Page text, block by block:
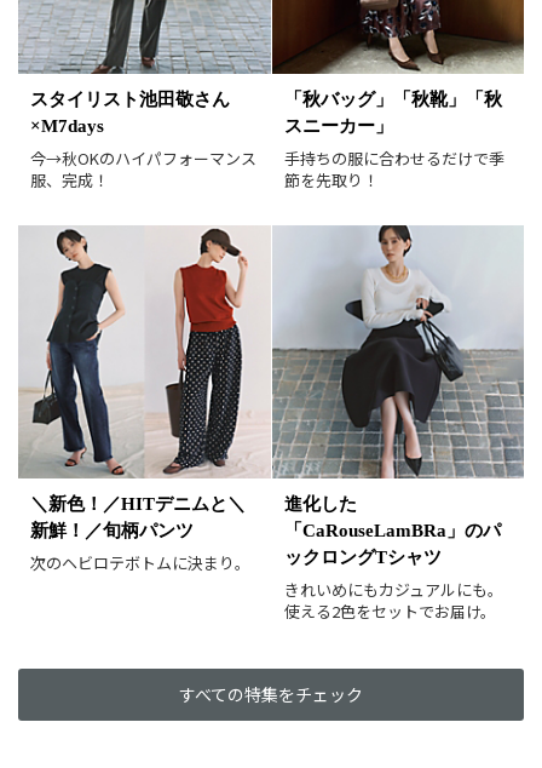
ホワイト ブラック
グレー
ベージュ
ブラウン
オレンジ
イエロー
ピンク
パープル
ゴールド
シルバー マルチ
スタイリスト池田敬さん
×M7days
今→秋OKのハイパフォーマンス
服、完成！
「秋バッグ」「秋靴」「秋
スニーカー」
手持ちの服に合わせるだけで季
節を先取り！
＼新色！／HITデニムと＼
新鮮！／旬柄パンツ
次のヘビロテボトムに決まり。
進化した
「CaRouseLamBRa」のパ
ックロングTシャツ
きれいめにもカジュアルにも。
使える2色をセットでお届け。
すべての特集をチェック